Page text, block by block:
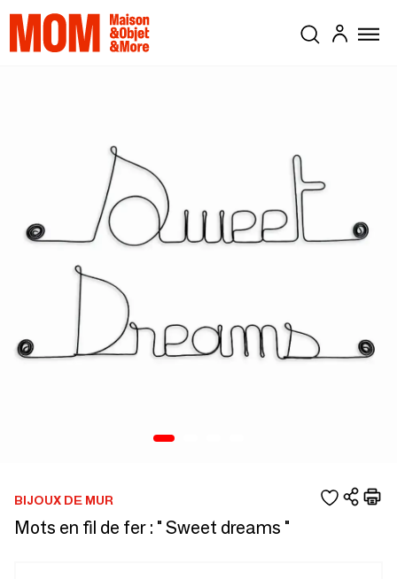
BIJOUX DE MUR
Mots en fil de fer : " Sweet dreams "